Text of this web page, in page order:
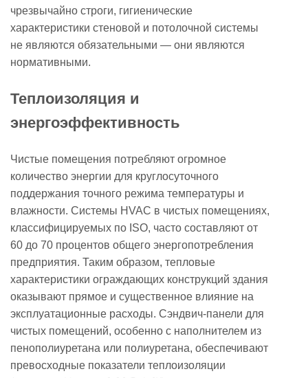
чрезвычайно строги, гигиенические
характеристики стеновой и потолочной системы
не являются обязательными — они являются
нормативными.
Теплоизоляция и
энергоэффективность
Чистые помещения потребляют огромное
количество энергии для круглосуточного
поддержания точного режима температуры и
влажности. Системы HVAC в чистых помещениях,
классифицируемых по ISO, часто составляют от
60 до 70 процентов общего энергопотребления
предприятия. Таким образом, тепловые
характеристики ограждающих конструкций здания
оказывают прямое и существенное влияние на
эксплуатационные расходы. Сэндвич-панели для
чистых помещений, особенно с наполнителем из
пенополиуретана или полиуретана, обеспечивают
превосходные показатели теплоизоляции